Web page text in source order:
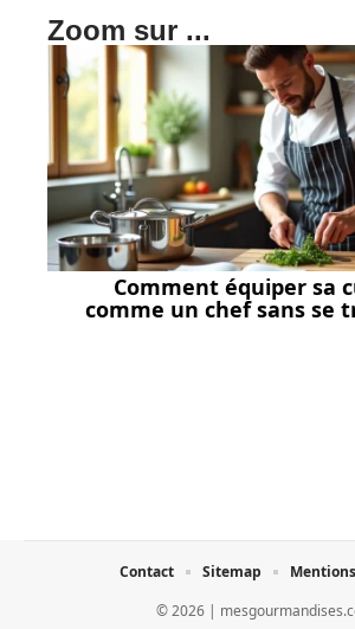
Zoom sur ...
Comment équiper sa
comme un chef sans se
© 2026 |
Contact Sitemap